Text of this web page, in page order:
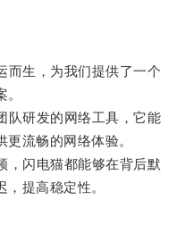
生，为我们提供了一个
研发的网络工具，它能
流畅的网络体验。
闪电猫都能够在背后默
提高稳定性。